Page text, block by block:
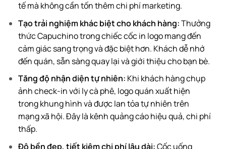
tế mà không cần tốn thêm chi phí marketing.
Tạo trải nghiệm khác biệt cho khách hàng:Thưởng
thức Capuchino trong chiếc cốc in logo mang đến
cảm giác sang trọng và đặc biệt hơn. Khách dễ nhớ
đến quán, sẵn sàng quay lại và giới thiệu cho bạn bè.
Tăng độ nhận diện tự nhiên: Khi khách hàng chụp
ảnh check-in với ly cà phê, logo quán xuất hiện
trong khung hình và được lan tỏa tự nhiên trên
mạng xã hội. Đây là kênh quảng cáo hiệu quả, chi phí
thấp.
Độ bền đẹp, tiết kiệm chi phí lâu dài:Cốc uống